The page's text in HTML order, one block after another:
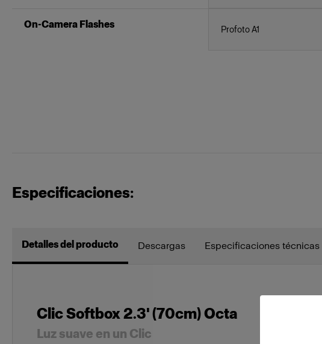
On-Camera Flashes Profoto A1
Especificaciones:
Detalles del producto Descargas Especificaciones técnicas
Clic Softbox 2.3' (70cm) Octa
Luz suave en un Clic